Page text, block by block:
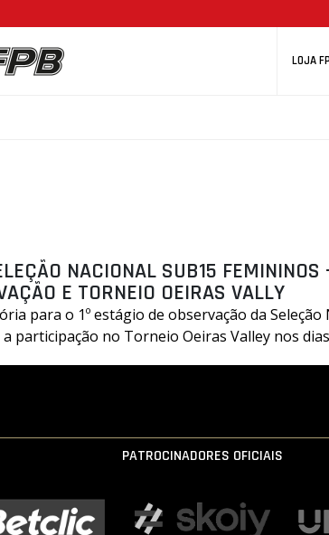
LOJA
NACIONAL SUB15 FEMININOS
E TORNEIO OEIRAS VALLY
para o 1º estágio de observação da
participação no Torneio Oeiras Valley nos
PATROCINADORES OFICIAIS